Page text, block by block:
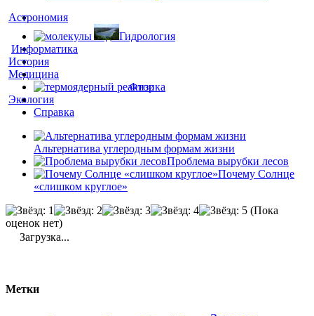
Астрономия
Гидрология
Информатика
История
Медицина
Физика
Экология
Справка
Альтернатива углеродным формам жизни
Проблема вырубки лесов
Почему Солнце
«слишком круглое»
(Пока
оценок нет)
Загрузка...
Метки